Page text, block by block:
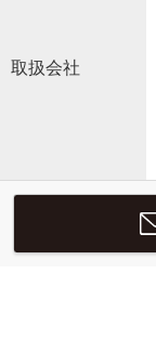
取扱会社